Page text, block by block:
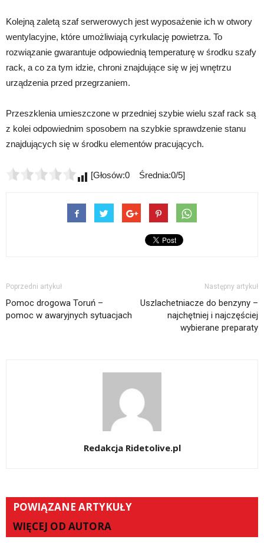
Kolejną zaletą szaf serwerowych jest wyposażenie ich w otwory
wentylacyjne, które umożliwiają cyrkulację powietrza. To
rozwiązanie gwarantuje odpowiednią temperaturę w środku szafy
rack, a co za tym idzie, chroni znajdujące się w jej wnętrzu
urządzenia przed przegrzaniem.
Przeszklenia umieszczone w przedniej szybie wielu szaf rack są
z kolei odpowiednim sposobem na szybkie sprawdzenie stanu
znajdujących się w środku elementów pracujących.
[Głosów:0 Średnia:0/5]
Poprzedni artykuł
Pomoc drogowa Toruń –
pomoc w awaryjnych sytuacjach
Następny artykuł
Uszlachetniacze do benzyny –
najchętniej i najczęściej
wybierane preparaty
Redakcja Ridetolive.pl
POWIĄZANE ARTYKUŁY
WIĘCEJ OD AUTORA